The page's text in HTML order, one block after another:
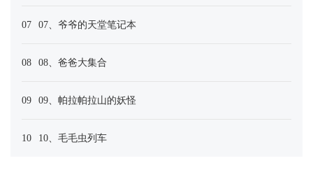
07 07、爷爷的天堂笔记本
08 08、爸爸大集合
09 09、帕拉帕拉山的妖怪
10 10、毛毛虫列车